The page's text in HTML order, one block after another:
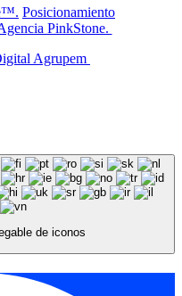
Posicionamiento
PinkStone.
Agrupem